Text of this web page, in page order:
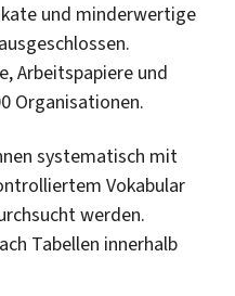
und minderwertige
Arbeitspapiere und
Organisationen.
systematisch mit
Vokabular
werden.
Tabellen innerhalb